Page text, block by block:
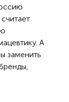
А
заменить